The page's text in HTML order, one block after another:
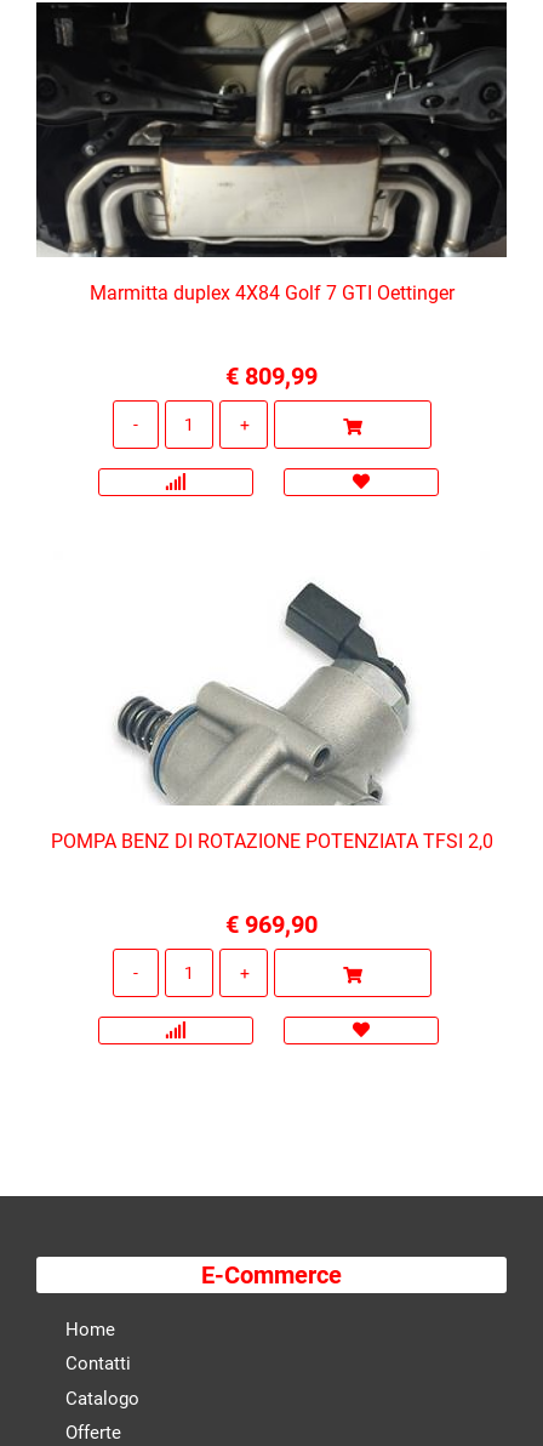
Marmitta duplex 4X84 Golf 7 GTI Oettinger
€ 809,99
POMPA BENZ DI ROTAZIONE POTENZIATA TFSI 2,0
€ 969,90
E-Commerce
Home
Contatti
Catalogo
Offerte